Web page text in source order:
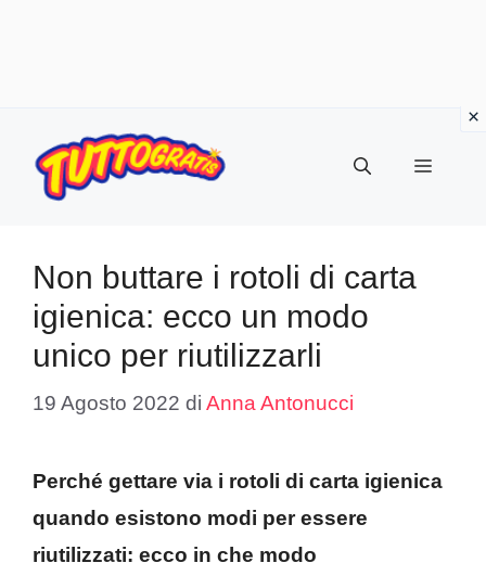
contenuto
Menu
Non buttare i rotoli di carta
igienica: ecco un modo
unico per riutilizzarli
19 Agosto 2022 di Anna Antonucci
Perché gettare via i rotoli di carta igienica
quando esistono modi per essere
riutilizzati: ecco in che modo